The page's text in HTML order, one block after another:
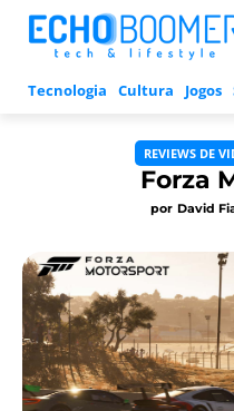
Tecnologia Cultura Jogos
REVIEWS DE
Forza
por David